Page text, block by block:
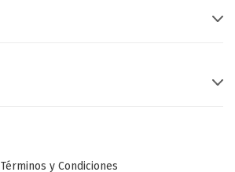
Términos y Condiciones